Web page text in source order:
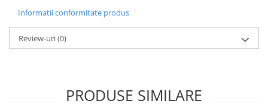
Filament Premium ABS 3 mm
Filament Premium PLA 1.75 mm
Filamente Speciale
Pentru Incepatori
Informatii conformitate produs
Review-uri(0)
PRODUSE SIMILARE